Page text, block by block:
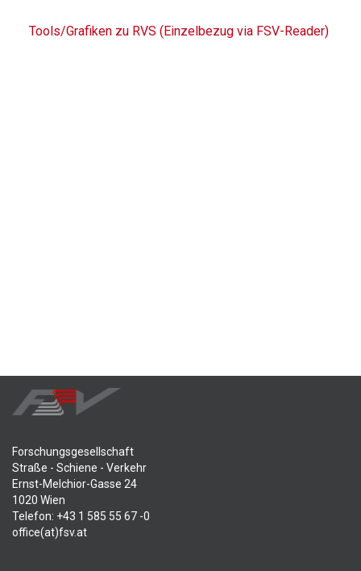
Tools/Grafiken zu RVS (Einzelbezug via FSV-Reader)
Forschungsgesellschaft
Straße - Schiene - Verkehr
Ernst-Melchior-Gasse 24
1020 Wien
Telefon: +43 1 585 55 67 -0
office(at)fsv.at